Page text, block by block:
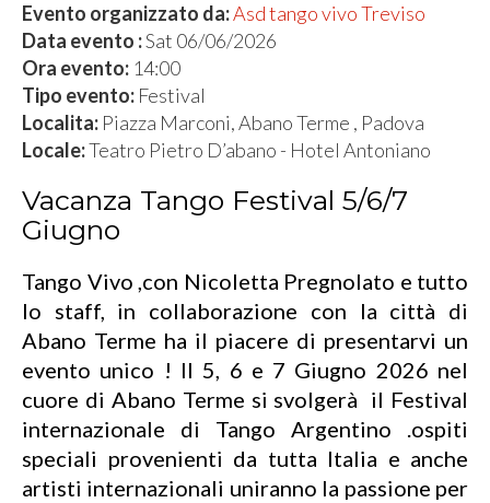
Evento organizzato da:Asd tango vivo Treviso
Data evento :Sat 06/06/2026
Ora evento: 14:00
Tipo evento: Festival
Localita: Piazza Marconi, Abano Terme , Padova
Locale:Teatro Pietro D’abano - Hotel Antoniano
Vacanza Tango Festival 5/6/7
Giugno
Tango Vivo ,con Nicoletta Pregnolato e tutto
lo staff, in collaborazione con la città di
Abano Terme ha il piacere di presentarvi un
evento unico ! Il 5, 6 e 7 Giugno 2026 nel
cuore di Abano Terme si svolgerà il Festival
internazionale di Tango Argentino .ospiti
speciali provenienti da tutta Italia e anche
artisti internazionali uniranno la passione per